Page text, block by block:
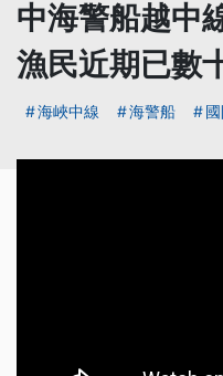
中海警船越中
漁民近期已數
海峽中線 海警船